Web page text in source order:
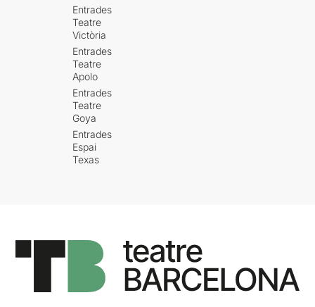
Entrades
Teatre
Victòria
Entrades
Teatre
Apolo
Entrades
Teatre
Goya
Entrades
Espai
Texas